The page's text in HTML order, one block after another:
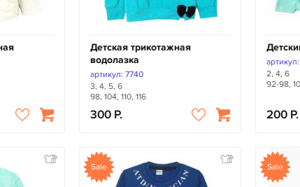
Детская трикотажная
водолазка
артикул: 7740
3, 4, 5, 6
98, 104, 110, 116
300
2, 4, 6
92-98,
200
Sale Sale